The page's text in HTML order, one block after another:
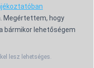
Megértettem, hogy
bármikor lehetőségem
lesz lehetséges.